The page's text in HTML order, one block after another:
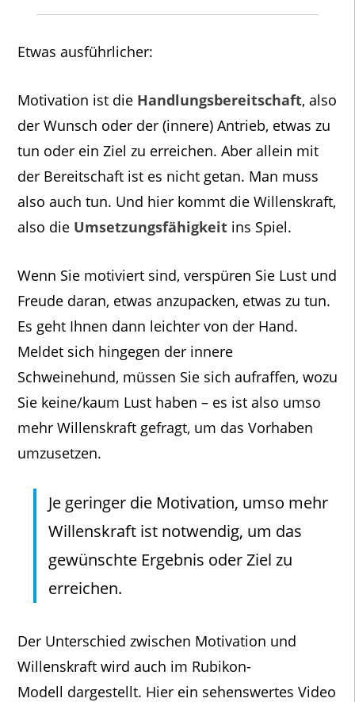
Etwas ausführlicher:
Motivation ist die Handlungsbereitschaft, also
der Wunsch oder der (innere) Antrieb, etwas zu
tun oder ein Ziel zu erreichen. Aber allein mit
der Bereitschaft ist es nicht getan. Man muss
also auch tun. Und hier kommt die Willenskraft,
also die Umsetzungsfähigkeitins Spiel.
Wenn Sie motiviert sind, verspüren Sie Lust und
Freude daran, etwas anzupacken, etwas zu tun.
Es geht Ihnen dann leichter von der Hand.
Meldet sich hingegen der innere
Schweinehund, müssen Sie sich aufraffen, wozu
Sie keine/kaum Lust haben – es ist also umso
mehr Willenskraft gefragt, um das Vorhaben
umzusetzen.
Je geringer die Motivation, umso mehr
Willenskraft ist notwendig, um das
gewünschte Ergebnis oder Ziel zu
erreichen.
Der Unterschied zwischen Motivation und
Willenskraft wird auch im Rubikon-
Modell dargestellt. Hier ein sehenswertes Video